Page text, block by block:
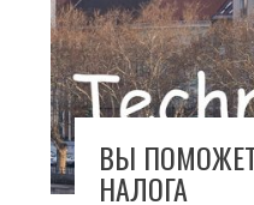
ВЫ
НАЛОГА